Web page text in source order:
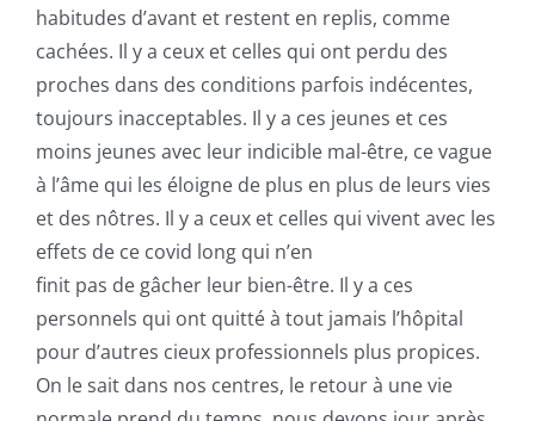
habitudes d’avant et restent en replis, comme
cachées. Il y a ceux et celles qui ont perdu des
proches dans des conditions parfois indécentes,
toujours inacceptables. Il y a ces jeunes et ces
moins jeunes avec leur indicible mal-être, ce vague
à l’âme qui les éloigne de plus en plus de leurs vies
et des nôtres. Il y a ceux et celles qui vivent avec les
effets de ce covid long qui n’en
finit pas de gâcher leur bien-être. Il y a ces
personnels qui ont quitté à tout jamais l’hôpital
pour d’autres cieux professionnels plus propices.
On le sait dans nos centres, le retour à une vie